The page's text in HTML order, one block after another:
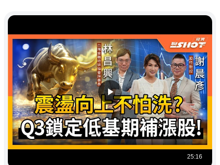
25:16